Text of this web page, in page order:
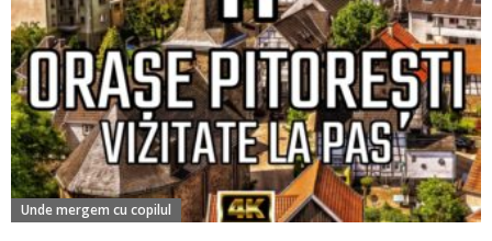
Unde mergem cu copilul